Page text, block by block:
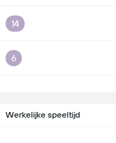
14
6
Werkelijke speeltijd